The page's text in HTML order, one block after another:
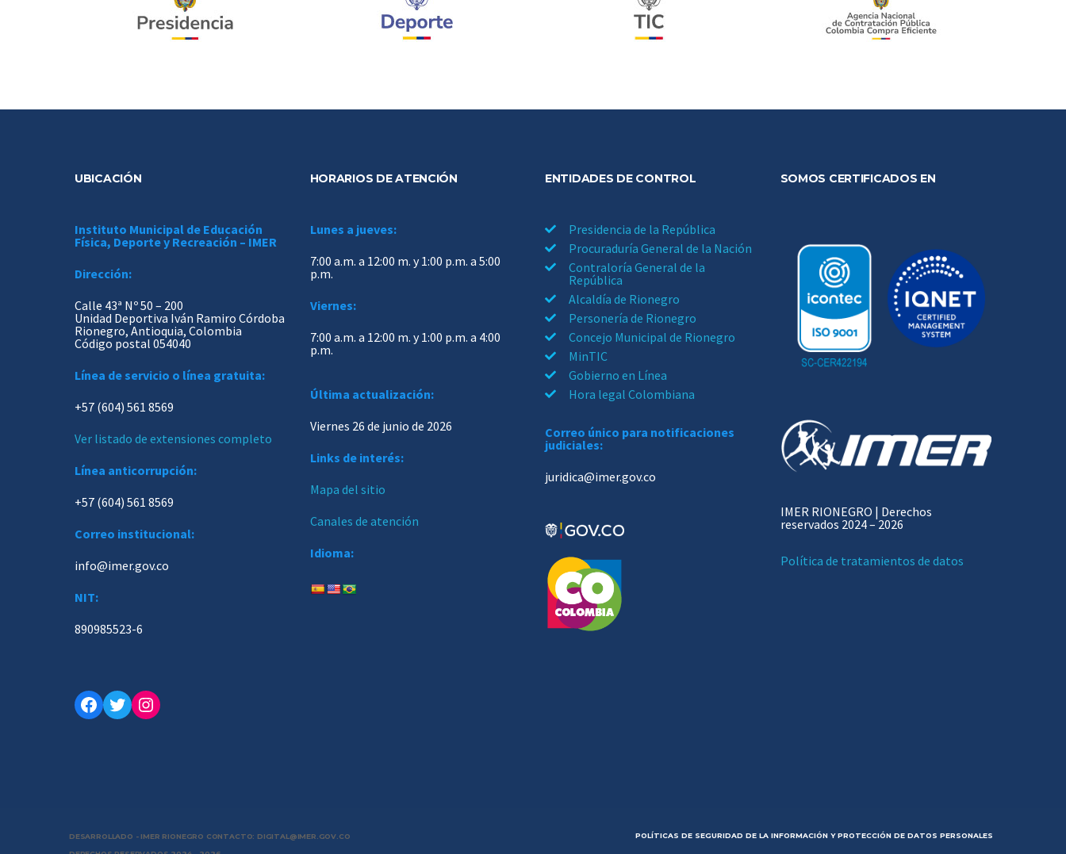
UBICACIÓN
Instituto Municipal de Educación
Física, Deporte y Recreación – IMER
Dirección:
Calle 43ª Nº 50 – 200
Unidad Deportiva Iván Ramiro Córdoba
Rionegro, Antioquia, Colombia
Código postal 054040
Línea de servicio o línea gratuita:
+57 (604) 561 8569
Ver listado de extensiones completo
Línea anticorrupción:
+57 (604) 561 8569
Correo institucional:
info@imer.gov.co
NIT:
890985523-6
Facebook
TwitterInstagram
HORARIOS DE ATENCIÓN
Lunes a jueves:
7:00 a.m. a 12:00 m. y 1:00 p.m. a 5:00
p.m.
Viernes:
7:00 a.m. a 12:00 m. y 1:00 p.m. a 4:00
p.m.
Última actualización:
Viernes 26 de junio de 2026
Links de interés:
Mapa del sitio
Canales de atención
Idioma:
ENTIDADES DE CONTROL
Presidencia de la República
Procuraduría General de la Nación
Contraloría General de la
República
Alcaldía de Rionegro
Personería de Rionegro
Concejo Municipal de Rionegro
MinTIC
Gobierno en Línea
Hora legal Colombiana
Correo único para notificaciones
judiciales:
juridica@imer.gov.co
SOMOS CERTIFICADOS EN
IMER RIONEGRO | Derechos
reservados 2024 – 2026
Política de tratamientos de datos
DESARROLLADO - IMER RIONEGRO CONTACTO: DIGITAL@IMER.GOV.CO
POLÍTICAS DE SEGURIDAD DE LA INFORMACIÓN Y PROTECCIÓN DE DATOS PERSONALES